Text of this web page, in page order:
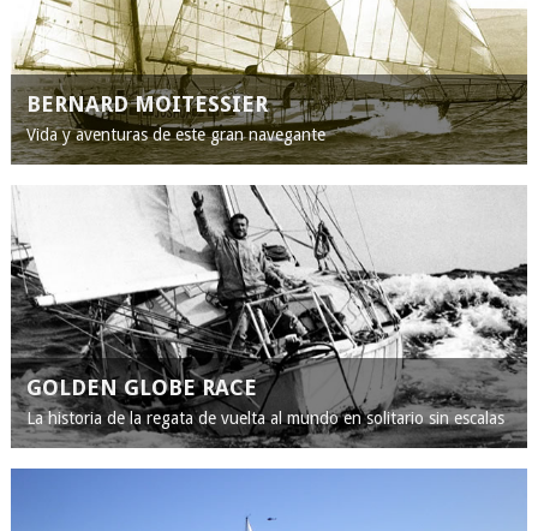
BERNARD MOITESSIER
Vida y aventuras de este gran navegante
GOLDEN GLOBE RACE
La historia de la regata de vuelta al mundo en solitario sin escalas